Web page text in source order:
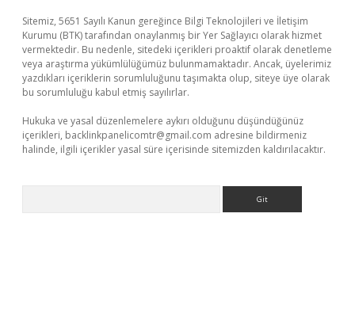
Sitemiz, 5651 Sayılı Kanun gereğince Bilgi Teknolojileri ve İletişim
Kurumu (BTK) tarafından onaylanmış bir Yer Sağlayıcı olarak hizmet
vermektedir. Bu nedenle, sitedeki içerikleri proaktif olarak denetleme
veya araştırma yükümlülüğümüz bulunmamaktadır. Ancak, üyelerimiz
yazdıkları içeriklerin sorumluluğunu taşımakta olup, siteye üye olarak
bu sorumluluğu kabul etmiş sayılırlar.
Hukuka ve yasal düzenlemelere aykırı olduğunu düşündüğünüz
içerikleri, backlinkpanelicomtr@gmail.com adresine bildirmeniz
halinde, ilgili içerikler yasal süre içerisinde sitemizden kaldırılacaktır.